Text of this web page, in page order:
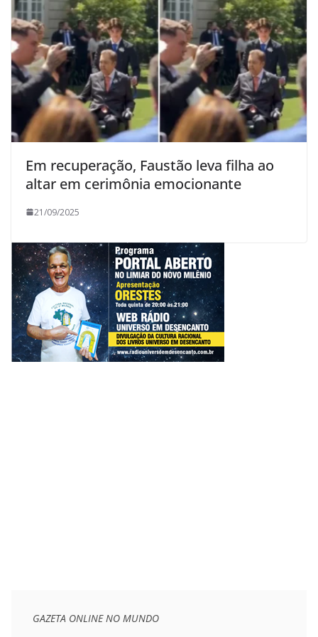
Em recuperação, Faustão leva filha ao
altar em cerimônia emocionante
21/09/2025
GAZETA ONLINE NO MUNDO